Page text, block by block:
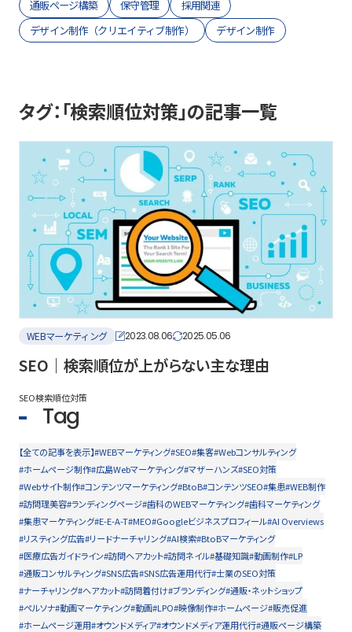
通販ページ構築
保守管理
採用関連
デザイン制作（クリエイティブ制作）
デザイン制作
タグ：「検索順位対策」の記事一覧
WEBマーケティング 2023.08.06 2025.05.06
SEO｜検索順位が上がらない主な理由
SEO検索順位対策
Tag
【全ての記事を表示】#WEBマーケティング#SEO#集客#Webコンサルティング
#ホームページ制作#広島Webマーケティング#マザーハンズ#SEO対策
#Webサイト制作#コンテンツマーケティング#BtoB#コンテンツSEO#集患#WEB制作
#訪問理美容#ランディングページ#歯科のWEBマーケティング#歯科マーケティング
#集患マーケティング#E-E-A-T#MEO#Googleビジネスプロフィール#AI Overviews
#リスティング広告#リードナーチャリング#AI検索#BtoBマーケティング
#医療広告ガイドライン#訪問ヘアカット#訪問ネイル#基礎知識#動画制作#LP
#通販コンサルティング#SNS広告#SNS広告運用代行#士業のSEO対策
#ナーチャリング#ヘアカット#訪問着付け#ブランディング#通販・ネットショップ
#ペルソナ#動画マーケティング#動画#LPO#映像制作#ホームページ#販売促進
#ホームページ運用#オウンドメディア#オウンドメディア運用代行#通販ページ構築